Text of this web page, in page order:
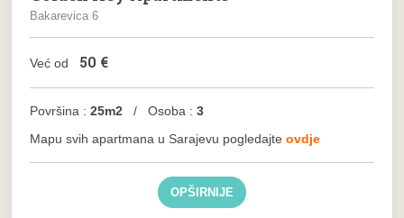
Bakarevica 6
Već od 50 €
Površina : 25m2 / Osoba :3
Mapu svih apartmana u Sarajevu pogledajteovdje
OPŠIRNIJE